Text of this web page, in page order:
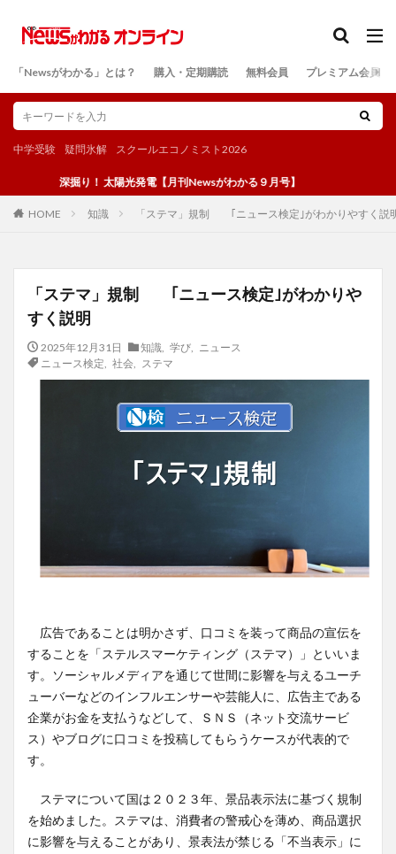
「Newsがわかる」とは？ 購入・定期購読 無料会員 プレミアム会員
中学受験 疑問氷解 スクールエコノミスト2026
深掘り！ 太陽光発電【月刊Newsがわかる９月号】
HOME 知識 「ステマ」規制 ｢ニュース検定｣がわかりやすく説
「ステマ」規制 ｢ニュース検定｣がわかりや
すく説明
2025年12月31日 知識 学び
ニュース
ニュース検定
社会, ステマ
広告であることは明かさず、口コミを装って商品の宣伝を
することを「ステルスマーケティング（ステマ）」といいま
す。ソーシャルメディアを通じて世間に影響を与えるユーチ
ューバーなどのインフルエンサーや芸能人に、広告主である
企業がお金を支払うなどして、ＳＮＳ（ネット交流サービ
ス）やブログに口コミを投稿してもらうケースが代表的で
す。
ステマについて国は２０２３年、景品表示法に基づく規制
を始めました。ステマは、消費者の警戒心を薄め、商品選択
に影響を与えることがあり、景表法が禁じる「不当表示」に
検索